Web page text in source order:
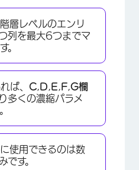
層レベルのエンリ
列を最大6つまでマ
。
ば、 C D E F G欄
多くの濃縮パラメ
使用できるのは数
です。